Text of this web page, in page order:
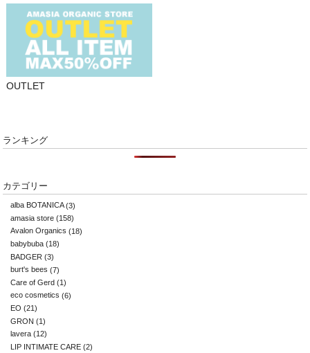
OUTLET
ランキング
カテゴリー
alba BOTANICA(3)
amasia store (158)
Avalon Organics (18)
babybuba (18)
BADGER (3)
burt's bees (7)
Care of Gerd (1)
eco cosmetics (6)
EO (21)
GRON (1)
lavera (12)
LIP INTIMATE CARE (2)